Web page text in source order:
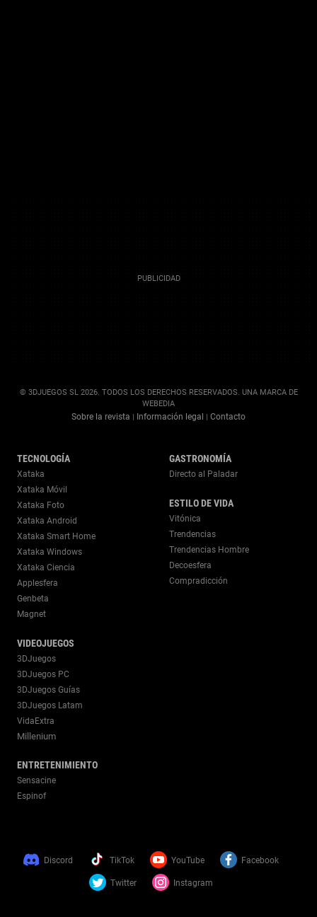
© 3DJUEGOS SL 2026. TODOS LOS DERECHOS RESERVADOS. UNA MARCA DE
WEBEDIA
Sobre la revista Información legal Contacto
TECNOLOGÍA
Xataka
Xataka Móvil
Xataka Foto
Xataka Android
Xataka Smart Home
Xataka Windows
Xataka Ciencia
Applesfera
Genbeta
Magnet
VIDEOJUEGOS
3DJuegos
3DJuegos PC
3DJuegos Guías
3DJuegos Latam
VidaExtra
Millenium
ENTRETENIMIENTO
Sensacine
Espinof
GASTRONOMÍA
Directo al Paladar
ESTILO DE VIDA
Vitónica
Trendencias
Trendencias Hombre
Decoesfera
Compradicción
Discord TikTok YouTube Facebook
Twitter Instagram